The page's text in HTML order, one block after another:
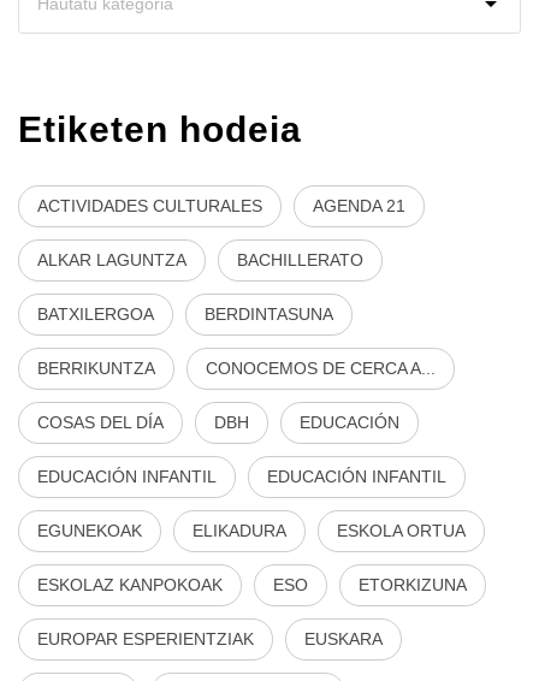
Etiketen hodeia
ACTIVIDADES CULTURALES AGENDA 21
ALKAR LAGUNTZA BACHILLERATO
BATXILERGOA BERDINTASUNA
BERRIKUNTZA CONOCEMOS DE CERCA A...
COSAS DEL DÍA DBH EDUCACIÓN
EDUCACIÓN INFANTIL EDUCACIÓN INFANTIL
EGUNEKOAK ELIKADURA ESKOLA ORTUA
ESKOLAZ KANPOKOAK ESO ETORKIZUNA
EUROPAR ESPERIENTZIAK EUSKARA